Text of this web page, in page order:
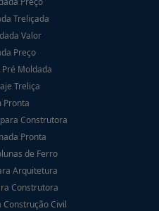
Treliçada
Valor
Preço
Moldada
Treliça
Pronta
Construtora
Pronta
de Ferro
Arquitetura
Construtora
Civil